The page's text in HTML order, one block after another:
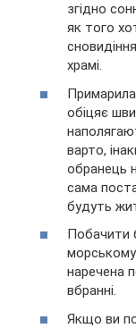
згідно
як того
храмі.
обіцяє
варто,
обранець
сама
будуть
Побачити
морському
наречена
вбранні.
Якщо ви